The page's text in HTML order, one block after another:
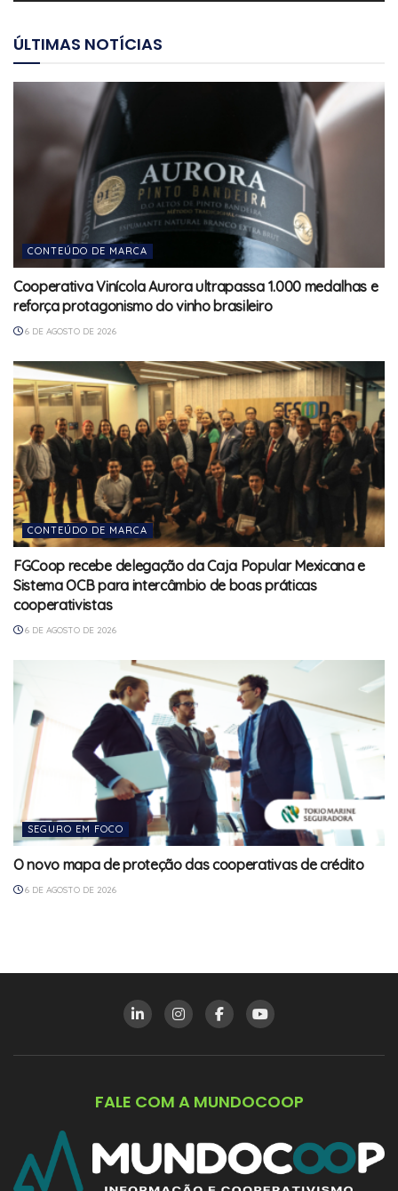
ÚLTIMAS NOTÍCIAS
CONTEÚDO DE MARCA
Cooperativa Vinícola Aurora ultrapassa 1.000 medalhas e
reforça protagonismo do vinho brasileiro
6 DE AGOSTO DE 2026
CONTEÚDO DE MARCA
FGCoop recebe delegação da Caja Popular Mexicana e
Sistema OCB para intercâmbio de boas práticas
cooperativistas
6 DE AGOSTO DE 2026
SEGURO EM FOCO
O novo mapa de proteção das cooperativas de crédito
6 DE AGOSTO DE 2026
FALE COM A MUNDOCOOP